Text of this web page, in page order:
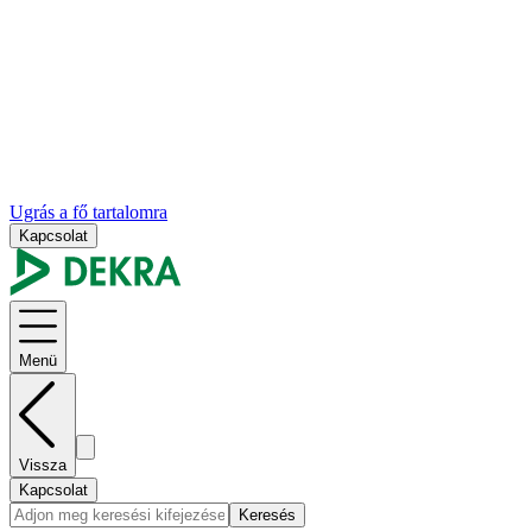
Ugrás a fő tartalomra
Kapcsolat
Menü
Vissza
Kapcsolat
Keresés